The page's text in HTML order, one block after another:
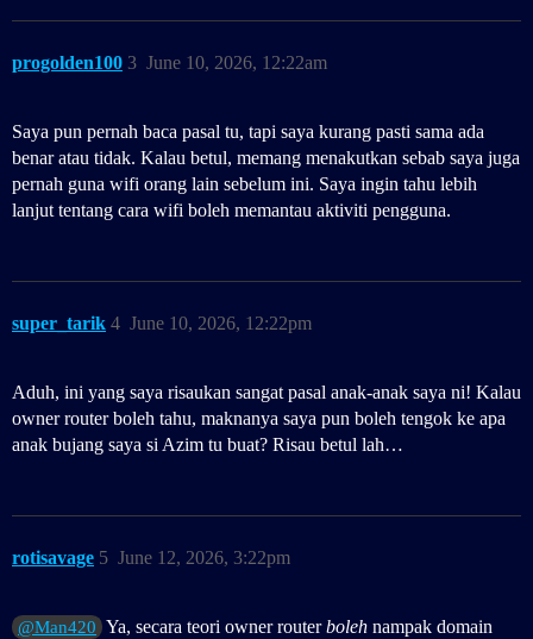
progolden100 June 10, 2026, 12:22am
3
Saya pun pernah baca pasal tu, tapi saya kurang pasti sama ada
benar atau tidak. Kalau betul, memang menakutkan sebab saya juga
pernah guna wifi orang lain sebelum ini. Saya ingin tahu lebih
lanjut tentang cara wifi boleh memantau aktiviti pengguna.
super_tarik June 10, 2026, 12:22pm
4
Aduh, ini yang saya risaukan sangat pasal anak-anak saya ni! Kalau
owner router boleh tahu, maknanya saya pun boleh tengok ke apa
anak bujang saya si Azim tu buat? Risau betul lah…
rotisavage June 12, 2026, 3:22pm
5
@Man420 Ya, secara teori owner routerboleh nampak domain